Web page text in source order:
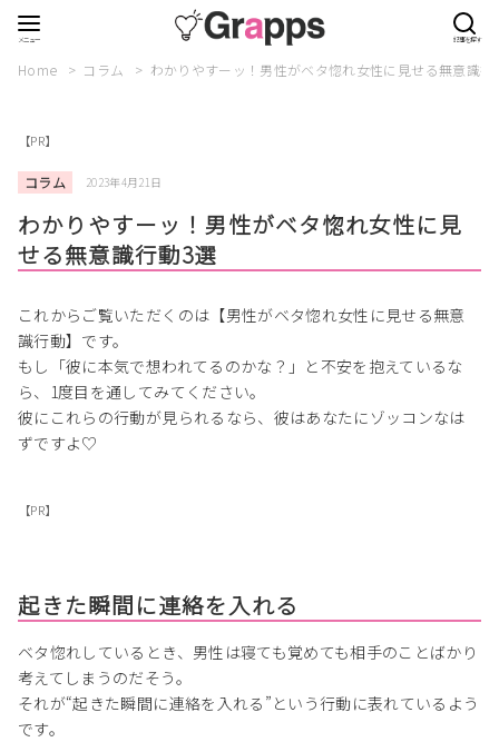
Home コラム わかりやすーッ！男性がベタ惚れ女性に見せる無意識行
【PR】
コラム 2023年4月21日
わかりやすーッ！男性がベタ惚れ女性に見
せる無意識行動3選
これからご覧いただくのは【男性がベタ惚れ女性に見せる無意
識行動】です。
もし「彼に本気で想われてるのかな？」と不安を抱えているな
ら、1度目を通してみてください。
彼にこれらの行動が見られるなら、彼はあなたにゾッコンなは
ずですよ♡
【PR】
起きた瞬間に連絡を入れる
ベタ惚れしているとき、男性は寝ても覚めても相手のことばかり
考えてしまうのだそう。
それが“起きた瞬間に連絡を入れる”という行動に表れているよう
です。